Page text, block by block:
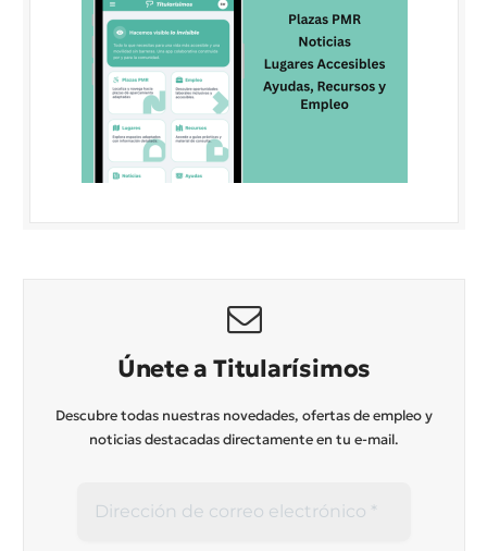
Únete a Titularísimos
Descubre todas nuestras novedades, ofertas de empleo y
noticias destacadas directamente en tu e-mail.